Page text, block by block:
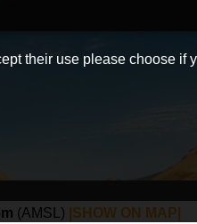
(AMSL) |SHOW ON MAP|
their use please choose if